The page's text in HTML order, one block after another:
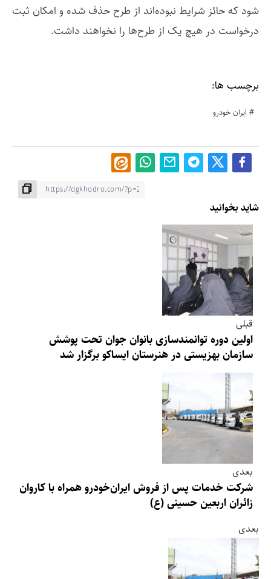
شود که حائز شرایط نبوده‌اند از طرح حذف شده و امکان ثبت
درخواست در هیچ یک از طرح‌ها را نخواهند داشت.
برچسب ها:
ایران خودرو
شاید بخوانید
قبلی
اولین دوره توانمندسازی بانوان جوان تحت پوشش
سازمان بهزیستی در هنرستان ایساکو برگزار شد
بعدی
شرکت خدمات پس از فروش ایران‌خودرو همراه با کاروان
زائران اربعین حسینی (ع)
بعدی